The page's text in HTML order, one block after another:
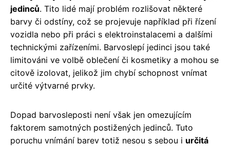
jedinců. Tito lidé mají problém rozlišovat některé
barvy či odstíny, což se projevuje například při řízení
vozidla nebo při práci s elektroinstalacemi a dalšími
technickými zařízeními. Barvoslepí jedinci jsou také
limitováni ve volbě oblečení či kosmetiky a mohou se
citově izolovat, jelikož jim chybí schopnost vnímat
určité výtvarné prvky.
Dopad barvosleposti není však jen omezujícím
faktorem samotných postižených jedinců. Tuto
poruchu vnímání barev totiž nesou s sebou i určitá